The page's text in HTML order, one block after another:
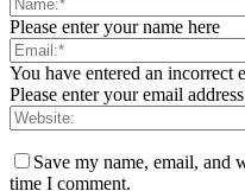
Please enter your name here
You have entered an incorrect
Please enter your email
Save my name, email, and
time I comment.